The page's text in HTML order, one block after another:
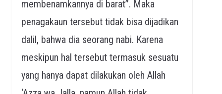
membenamkannya di barat”. Maka
penagakaun tersebut tidak bisa dijadikan
dalil, bahwa dia seorang nabi. Karena
meskipun hal tersebut termasuk sesuatu
yang hanya dapat dilakukan oleh Allah